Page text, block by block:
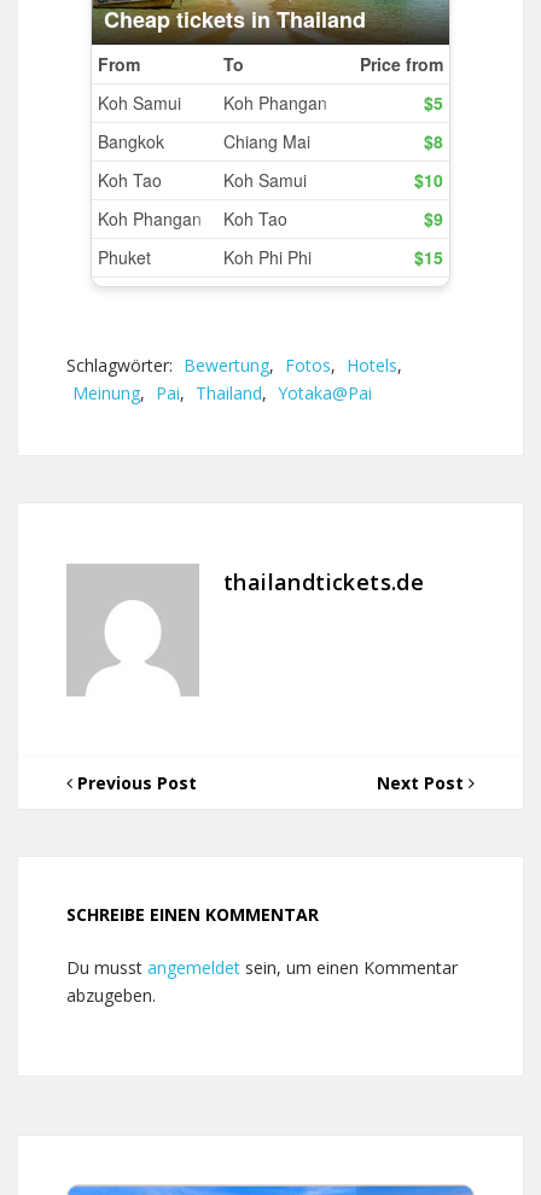
Schlagwörter: Bewertung, Fotos, Hotels,
Meinung, Pai, Thailand, Yotaka@Pai
thailandtickets.de
Previous Post Next Post
SCHREIBE EINEN KOMMENTAR
Du musst angemeldet sein, um einen Kommentar
abzugeben.